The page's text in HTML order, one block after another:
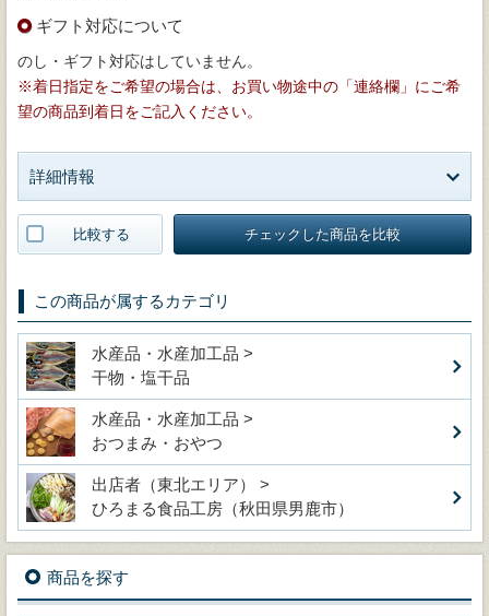
ギフト対応について
のし・ギフト対応はしていません。
※着日指定をご希望の場合は、お買い物途中の「連絡欄」にご希
望の商品到着日をご記入ください。
詳細情報
比較する チェックした商品を比較
この商品が属するカテゴリ
水産品・水産加工品 >
干物・塩干品
水産品・水産加工品 >
おつまみ・おやつ
出店者（東北エリア） >
ひろまる食品工房（秋田県男鹿市）
商品を探す